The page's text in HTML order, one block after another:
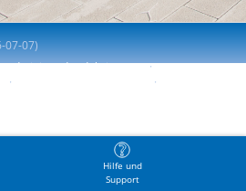
Hilfe und
Support
07-07)
administrador del sistema